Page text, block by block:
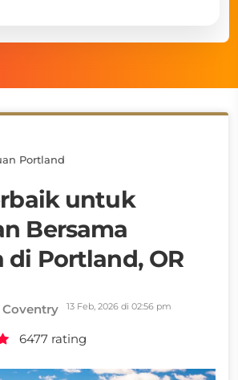
Portland
untuk
Bersama
di Portland, OR
Coventry 13 Feb, 2026 di 02:56 pm
6477 rating